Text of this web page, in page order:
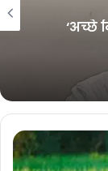
जाहीर होईल,
एकूण 9661 मुलांनी
परीक्षा दिली होती,
शाखानिहाय
आर्ट्स 4940
‘अच्छे